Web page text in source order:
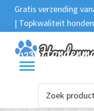
Spring
naar
de
hoofdnavigatie
Door
naar
de
hoofd
inhoud
Spring
naar
de
voettekst
Gratis verzending
| Topkwaliteit
Zoeken
Zoeken
naar: